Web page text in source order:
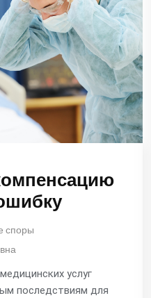
споры
услуг
последствиям для